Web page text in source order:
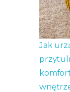
Jak